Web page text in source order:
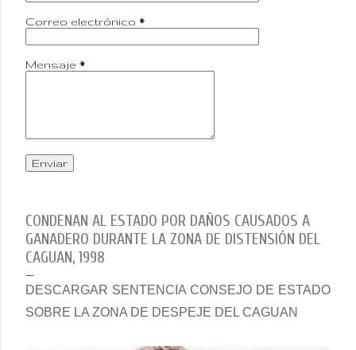
Correo electrónico *
Mensaje *
CONDENAN AL ESTADO POR DAÑOS CAUSADOS A
GANADERO DURANTE LA ZONA DE DISTENSIÓN DEL
CAGUAN, 1998
DESCARGAR SENTENCIA CONSEJO DE ESTADO
SOBRE LA ZONA DE DESPEJE DEL CAGUAN